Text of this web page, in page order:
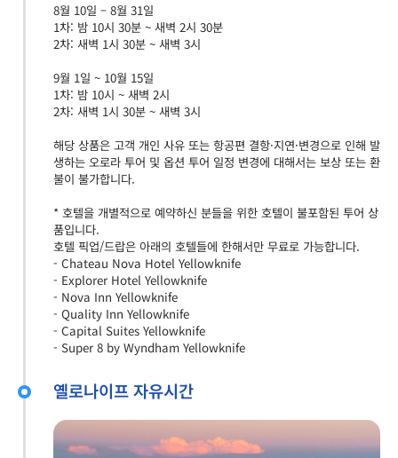
8월 10일 – 8월 31일
1차: 밤 10시 30분 ~ 새벽 2시 30분
2차: 새벽 1시 30분 ~ 새벽 3시
9월 1일 ~ 10월 15일
1차: 밤 10시 ~ 새벽 2시
2차: 새벽 1시 30분 ~ 새벽 3시
해당 상품은 고객 개인 사유 또는 항공편 결항·지연·변경으로 인해 발
생하는 오로라 투어 및 옵션 투어 일정 변경에 대해서는 보상 또는 환
불이 불가합니다.
* 호텔을 개별적으로 예약하신 분들을 위한 호텔이 불포함된 투어 상
품입니다.
호텔 픽업/드랍은 아래의 호텔들에 한해서만 무료로 가능합니다.
- Chateau Nova Hotel Yellowknife
- Explorer Hotel Yellowknife
- Nova Inn Yellowknife
- Quality Inn Yellowknife
- Capital Suites Yellowknife
- Super 8 by Wyndham Yellowknife
옐로나이프 자유시간